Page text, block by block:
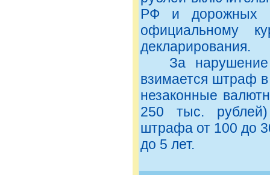
РФ и дорожных
официальному
декларирования.
За нарушение
взимается штраф
незаконные
250 тыс. рублей)
штрафа от 100 до
до 5 лет.